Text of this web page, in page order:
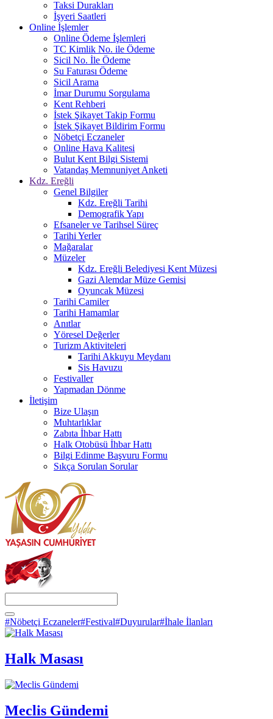
Taksi Durakları
İşyeri Saatleri
Online İşlemler
Online Ödeme İşlemleri
TC Kimlik No. ile Ödeme
Sicil No. İle Ödeme
Su Faturası Ödeme
Sicil Arama
İmar Durumu Sorgulama
Kent Rehberi
İstek Şikayet Takip Formu
İstek Şikayet Bildirim Formu
Nöbetçi Eczaneler
Online Hava Kalitesi
Bulut Kent Bilgi Sistemi
Vatandaş Memnuniyet Anketi
Kdz. Ereğli
Genel Bilgiler
Kdz. Ereğli Tarihi
Demografik Yapı
Efsaneler ve Tarihsel Süreç
Tarihi Yerler
Mağaralar
Müzeler
Kdz. Ereğli Belediyesi Kent Müzesi
Gazi Alemdar Müze Gemisi
Oyuncak Müzesi
Tarihi Camiler
Tarihi Hamamlar
Anıtlar
Yöresel Değerler
Turizm Aktiviteleri
Tarihi Akkuyu Meydanı
Sis Havuzu
Festivaller
Yapmadan Dönme
İletişim
Bize Ulaşın
Muhtarlıklar
Zabıta İhbar Hattı
Halk Otobüsü İhbar Hattı
Bilgi Edinme Başvuru Formu
Sıkça Sorulan Sorular
#Nöbetçi Eczaneler#Festival#Duyurular#İhale İlanları
Halk Masası
Meclis Gündemi